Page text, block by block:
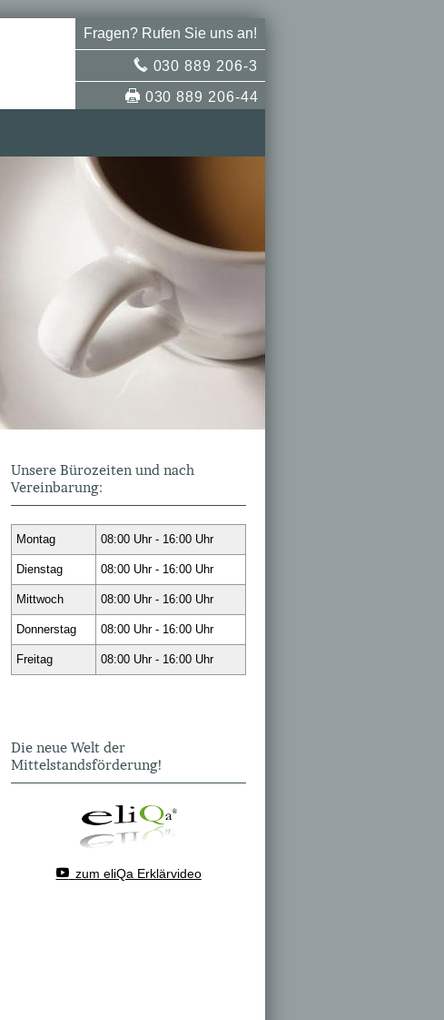
Fragen? Rufen Sie uns an!
030 889 206-3
030 889 206-44
Unsere Bürozeiten und nach
Vereinbarung:
Montag 08:00 Uhr - 16:00 Uhr
Dienstag 08:00 Uhr - 16:00 Uhr
Mittwoch 08:00 Uhr - 16:00 Uhr
Donnerstag 08:00 Uhr - 16:00 Uhr
Freitag 08:00 Uhr - 16:00 Uhr
Die neue Welt der
Mittelstandsförderung!
zum eliQa Erklärvideo